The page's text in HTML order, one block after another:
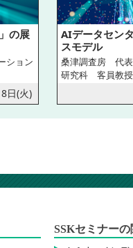
の展
ション
日(火)
AIデータセン
スモデル
桑津調査房 代
研究科 客員教
SSKセミナー